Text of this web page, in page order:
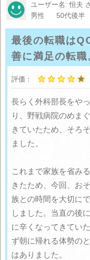
ユーザー名: 恒夫
男性
50代後半
最後の転職は
善に満足の転職
評価：
長らく外科部長をや
り、野戦病院のめま
きていたため、そろ
ました。
これまで家族を省み
きたため、今回、お
族との時間を大切に
しました。当直の後
に辛くなってきてい
ず朝に帰れる体勢の
はありました。